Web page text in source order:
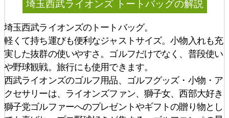
埼玉西武ライオンズ トートバッグの解説
埼玉西武ライオンズのトートバッグ。
軽くて持ち運びも便利なジャストサイズ。小物入れも充
実した抜群の使いやすさ。ゴルフだけでなく、普段使い
や野球観戦。旅行にも使用できます。
西武ライオンズのゴルフ用品、ゴルフグッズ・小物・ア
クセサリーは、ライオンズファン、獅子女、西部大好き
獅子党ゴルファーへのプレゼントやギフトの贈り物とし